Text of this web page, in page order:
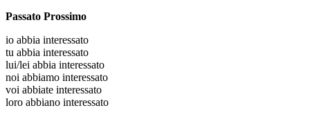
Passato Prossimo
io abbia interessato
tu abbia interessato
lui/lei abbia interessato
noi abbiamo interessato
voi abbiate interessato
loro abbiano interessato